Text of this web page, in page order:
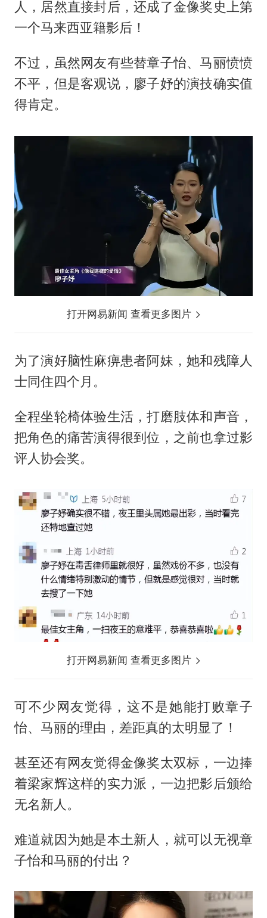
人，居然直接封后，还成了金像奖史上第
一个马来西亚籍影后！
不过，虽然网友有些替章子怡、马丽愤愤
不平，但是客观说，廖子妤的演技确实值
得肯定。
打开网易新闻 查看更多图片
为了演好脑性麻痹患者阿妹，她和残障人
士同住四个月。
全程坐轮椅体验生活，打磨肢体和声音，
把角色的痛苦演得很到位，之前也拿过影
评人协会奖。
打开网易新闻 查看更多图片
可不少网友觉得，这不是她能打败章子
怡、马丽的理由，差距真的太明显了！
甚至还有网友觉得金像奖太双标，一边捧
着梁家辉这样的实力派，一边把影后颁给
无名新人。
难道就因为她是本土新人，就可以无视章
子怡和马丽的付出？